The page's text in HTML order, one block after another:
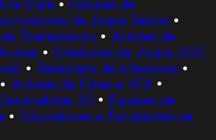
de Jogos Sérios •
Treinamento • Artistas de
• Criadores de Jogos UGC
• Designers de Interiores •
• Artistas de Filme e VFX •
3D • Equipes de
• Educadores e Estudantes de